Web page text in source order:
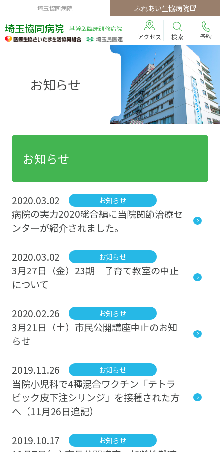
埼玉協同病院 ふれあい生協病院
埼玉協同病院
基幹型臨床研修病院
アクセス
検索 予約
お知らせ
お知らせ
2020.03.02 お知らせ
病院の実力2020総合編に当院関節治療セ
ンターが紹介されました。
2020.03.02 お知らせ
3月27日（金）23期 子育て教室の中止
について
2020.02.26 お知らせ
3月21日（土）市民公開講座中止のお知
らせ
2019.11.26 お知らせ
当院小児科で4種混合ワクチン「テトラ
ビック皮下注シリンジ」を接種された方
へ（11月26日追記）
2019.10.17 お知らせ